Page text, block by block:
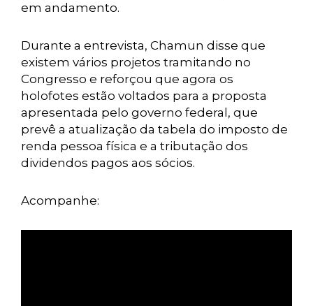
em andamento.
Durante a entrevista, Chamun disse que
existem vários projetos tramitando no
Congresso e reforçou que agora os
holofotes estão voltados para a proposta
apresentada pelo governo federal, que
prevê a atualização da tabela do imposto de
renda pessoa física e a tributação dos
dividendos pagos aos sócios.
Acompanhe: